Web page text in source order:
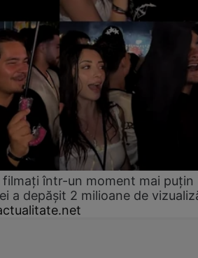
filmați într-un moment mai puțin
a depășit 2 milioane de